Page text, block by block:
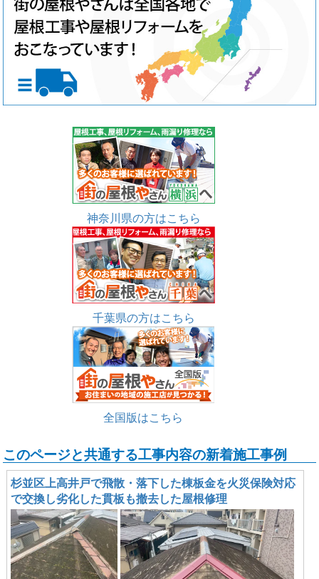
神奈川県の方はこちら
千葉県の方はこちら
全国版はこちら
このページと共通する工事内容の新着施工事例
杉並区上高井戸で飛散・落下した棟板金を火災保険対応
で交換し劣化した貫板も撤去した屋根修理